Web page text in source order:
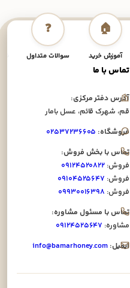
🏠
آموزش خرید
❓
سوالات متداول
تماس با ما
آدرس دفتر مرکزی:
قم، شهرک قائم، عسل بامار
فروشگاه: ۰۲۵۳۷۲۳۶۶۰۵
تماس با بخش فروش:
فروش: ۰۹۱۲۴۵۲۰۸۲۲
فروش: ۰۹۱۰۴۵۲۵۶۴۷
فروش: ۰۹۹۳۰۰۱۶۳۹۸
تماس با مسئول مشاوره:
مشاوره: ۰۹۱۲۴۵۲۵۶۴۷
ایمیل: info@bamarhoney.com